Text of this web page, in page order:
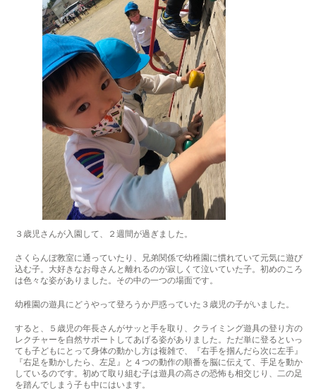
３歳児さんが入園して、２週間が過ぎました。
さくらんぼ教室に通っていたり、兄弟関係で幼稚園に慣れていて元気に遊び
込む子。大好きなお母さんと離れるのが寂しくて泣いていた子。初めのころ
は色々な姿がありました。その中の一つの場面です。
幼稚園の遊具にどうやって登ろうか戸惑っていた３歳児の子がいました。
すると、５歳児の年長さんがサッと手を取り、クライミング遊具の登り方の
レクチャーを自然サポートしてあげる姿がありました。ただ単に登るといっ
ても子どもにとって身体の動かし方は複雑で、『右手を掴んだら次に左手』
『右足を動かしたら、左足』と４つの動作の順番を脳に伝えて、手足を動か
しているのです。初めて取り組む子は遊具の高さの恐怖も相交じり、二の足
を踏んでしまう子も中にはいます。